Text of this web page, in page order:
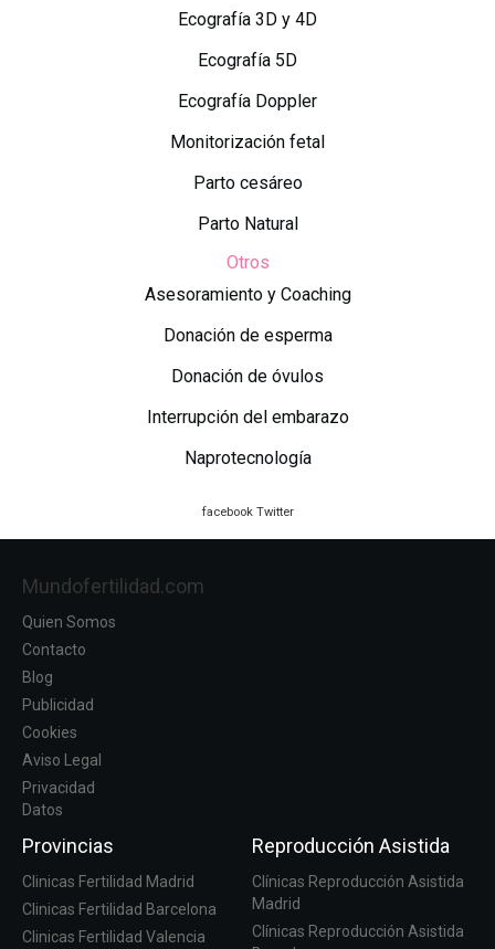
Ecografía 3D y 4D
Ecografía 5D
Ecografía Doppler
Monitorización fetal
Parto cesáreo
Parto Natural
Otros
Asesoramiento y Coaching
Donación de esperma
Donación de óvulos
Interrupción del embarazo
Naprotecnología
facebook Twitter
Mundofertilidad.com
Quien Somos
Contacto
Blog
Publicidad
Cookies
Aviso Legal
Privacidad
Datos
Provincias
Clinicas Fertilidad Madrid
Clinicas Fertilidad Barcelona
Clinicas Fertilidad Valencia
Reproducción Asistida
Clínicas Reproducción Asistida
Madrid
Clínicas Reproducción Asistida